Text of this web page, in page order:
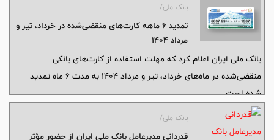
بانک ملی/
تمدید ۶ ماهه کارت‌های منقضی‌شده در خرداد، تیر و
مرداد ۱۴۰۴
بانک ملی ایران اعلام کرد که مهلت استفاده از کارت‌های بانکی
منقضی‌شده در ماه‌های خرداد، تیر و مرداد ۱۴۰۴ به مدت ۶ ماه تمدید
شده است.
بانک ملی/
قدردانی مدیرعامل بانک ملی ایران از حضور مؤثر